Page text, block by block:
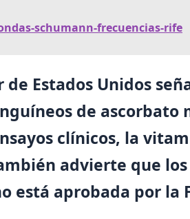
schumann-frecuencias-rife
Estados Unidos
de ascorbato
clínicos, la
advierte que
está aprobada por la